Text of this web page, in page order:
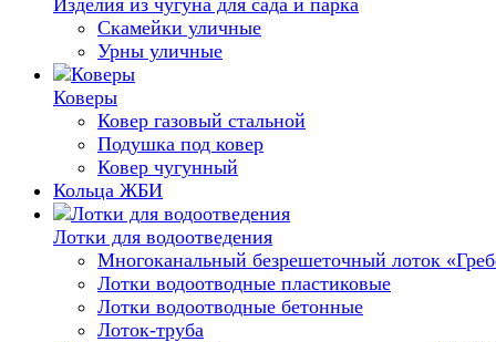
Изделия из чугуна для сада и парка
Скамейки уличные
Урны уличные
Коверы
Ковер газовый стальной
Подушка под ковер
Ковер чугунный
Кольца ЖБИ
Лотки для водоотведения
Многоканальный безрешеточный лоток
Лотки водоотводные пластиковые
Лотки водоотводные бетонные
Лоток-труба